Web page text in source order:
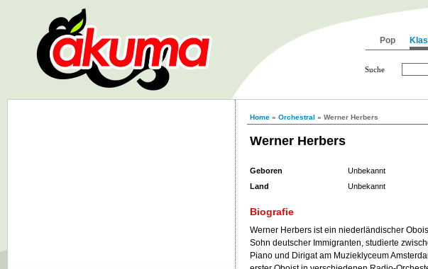
Home » Orchestral » Werner Herbers
Werner Herbers
Geboren
Unbekannt
Land
Unbekannt
Biografie
Werner Herbers ist ein niederländischer
Sohn deutscher Immigranten, studierte
Piano und Dirigat am Muzieklyceum
Pop
Suche